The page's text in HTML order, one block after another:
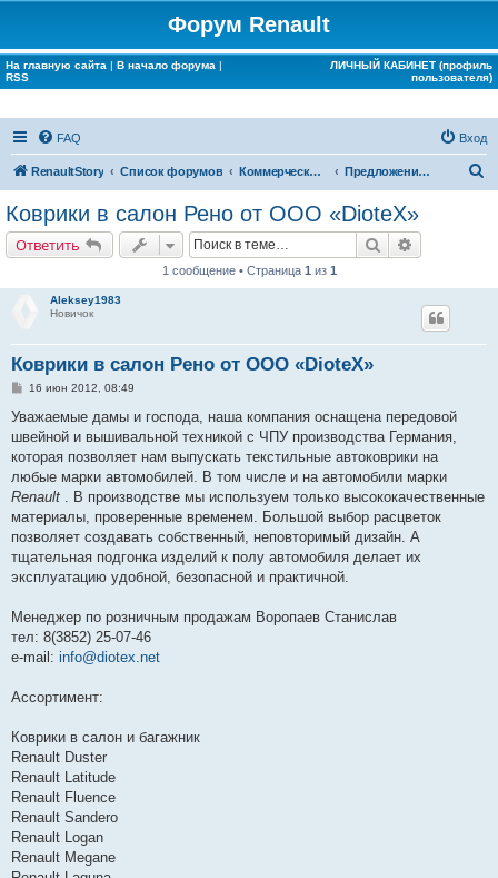
Форум Renault
На главную сайта | В начало форума |
RSS
ЛИЧНЫЙ КАБИНЕТ (профиль
пользователя)
FAQ Вход
RenaultStory Список форумов Коммерческие разделы Предложения партнёров
Коврики в салон Рено от ООО «DioteX»
Ответить Поиск
1 сообщение • Страница 1 из 1
Aleksey1983
Новичок
Коврики в салон Рено от ООО «DioteX»
С
о
щ
е
и
е
16 июн 2012, 08:49
Уважаемые дамы и господа, наша компания оснащена передовой
швейной и вышивальной техникой с ЧПУ производства Германия,
которая позволяет нам выпускать текстильные автоковрики на
любые марки автомобилей. В том числе и на автомобили марки
Renault . В производстве мы используем только высококачественные
материалы, проверенные временем. Большой выбор расцветок
позволяет создавать собственный, неповторимый дизайн. А
тщательная подгонка изделий к полу автомобиля делает их
эксплуатацию удобной, безопасной и практичной.
Менеджер по розничным продажам Воропаев Станислав
тел: 8(3852) 25-07-46
e-mail: info@diotex.net
Ассортимент:
Коврики в салон и багажник
Renault Duster
Renault Latitude
Renault Fluence
Renault Sandero
Renault Logan
Renault Megane